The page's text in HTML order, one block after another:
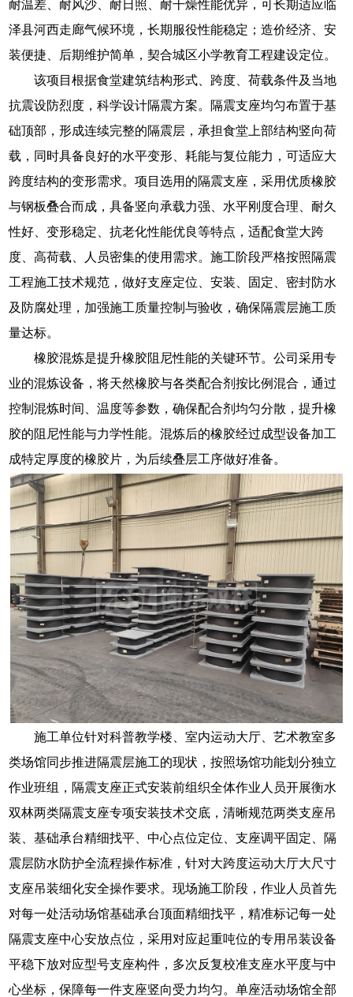
耐温差、耐风沙、耐日照、耐干燥性能优异，可长期适应临
泽县河西走廊气候环境，长期服役性能稳定；造价经济、安
装便捷、后期维护简单，契合城区小学教育工程建设定位。
该项目根据食堂建筑结构形式、跨度、荷载条件及当地
抗震设防烈度，科学设计隔震方案。隔震支座均匀布置于基
础顶部，形成连续完整的隔震层，承担食堂上部结构竖向荷
载，同时具备良好的水平变形、耗能与复位能力，可适应大
跨度结构的变形需求。项目选用的隔震支座，采用优质橡胶
与钢板叠合而成，具备竖向承载力强、水平刚度合理、耐久
性好、变形稳定、抗老化性能优良等特点，适配食堂大跨
度、高荷载、人员密集的使用需求。施工阶段严格按照隔震
工程施工技术规范，做好支座定位、安装、固定、密封防水
及防腐处理，加强施工质量控制与验收，确保隔震层施工质
量达标。
橡胶混炼是提升橡胶阻尼性能的关键环节。公司采用专
业的混炼设备，将天然橡胶与各类配合剂按比例混合，通过
控制混炼时间、温度等参数，确保配合剂均匀分散，提升橡
胶的阻尼性能与力学性能。混炼后的橡胶经过成型设备加工
成特定厚度的橡胶片，为后续叠层工序做好准备。
施工单位针对科普教学楼、室内运动大厅、艺术教室多
类场馆同步推进隔震层施工的现状，按照场馆功能划分独立
作业班组，隔震支座正式安装前组织全体作业人员开展衡水
双林两类隔震支座专项安装技术交底，清晰规范两类支座吊
装、基础承台精细找平、中心点位定位、支座调平固定、隔
震层防水防护全流程操作标准，针对大跨度运动大厅大尺寸
支座吊装细化安全操作要求。现场施工阶段，作业人员首先
对每一处活动场馆基础承台顶面精细找平，精准标记每一处
隔震支座中心安放点位，采用对应起重吨位的专用吊装设备
平稳下放对应型号支座构件，多次反复校准支座水平度与中
心坐标，保障每一件支座竖向受力均匀。单座活动场馆全部